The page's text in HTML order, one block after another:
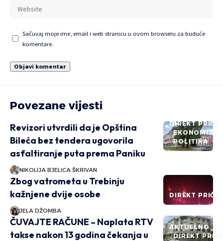
Sačuvaj moje ime, email i web stranicu u ovom browseru za buduće
komentare.
Povezane vijesti
DIREKT PRIČE
EKONOMIJA
POLITIKA
Revizori utvrdili da je Opština
Bileća bez tendera ugovorila
asfaltiranje puta prema Paniku
NIKOLIJA BJELICA ŠKRIVAN
DIREKT PRIČE
Zbog vatrometa u Trebinju
kažnjene dvije osobe
JELA DŽOMBA
AKTUELNO
DIREKT PRIČE
ČUVAJTE RAČUNE – Naplata RTV
takse nakon 13 godina čekanja u